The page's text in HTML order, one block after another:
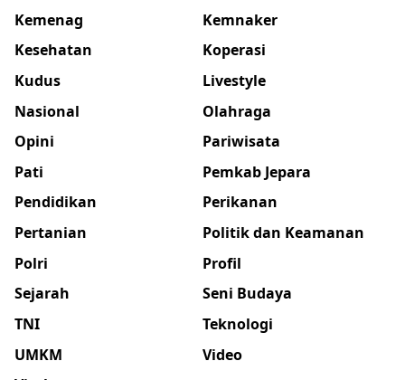
Kemenag
Kemnaker
Kesehatan
Koperasi
Kudus
Livestyle
Nasional
Olahraga
Opini
Pariwisata
Pati
Pemkab Jepara
Pendidikan
Perikanan
Pertanian
Politik dan Keamanan
Polri
Profil
Sejarah
Seni Budaya
TNI
Teknologi
UMKM
Video